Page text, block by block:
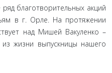
благотворительных акций
в г. Орле. На протяжении
над Мишей Вакуленко –
жизни выпускницы нашего